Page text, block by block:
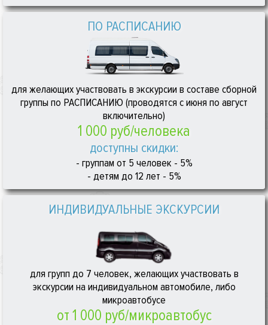
ПО РАСПИСАНИЮ
для желающих участвовать в экскурсии в составе сборной
группы по РАСПИСАНИЮ (проводятся с июня по август
включительно)
1 000 руб/человека
доступны скидки:
- группам от 5 человек - 5%
- детям до 12 лет - 5%
ИНДИВИДУАЛЬНЫЕ ЭКСКУРСИИ
для групп до 7 человек, желающих участвовать в
экскурсии на индивидуальном автомобиле, либо
микроавтобусе
от 1 000 руб/микроавтобус